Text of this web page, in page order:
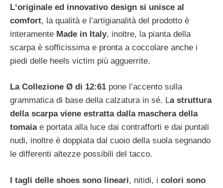
L‘originale ed innovativo design si unisce al
comfort, la qualità e l’artigianalità del prodotto è
interamente Made in Italy, inoltre, la pianta della
scarpa è sofficissima e pronta a coccolare anche i
piedi delle heels victim più agguerrite.
La Collezione Ø di 12:61 pone l’accento sulla
grammatica di base della calzatura in sé. La struttura
della scarpa viene estratta dalla maschera della
tomaiae portata alla luce dai contrafforti e dai puntali
nudi, inoltre è doppiata dal cuoio della suola segnando
le differenti altezze possibili del tacco.
I tagli delle shoes sono lineari, nitidi, i colori sono